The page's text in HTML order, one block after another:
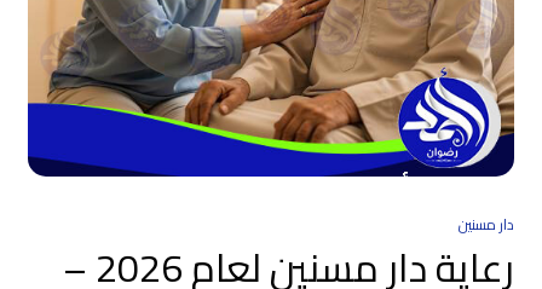
دار مسنين
رعاية دار مسنين لعام 2026 –